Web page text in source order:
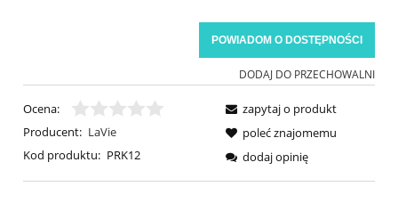
POWIADOM O DOSTĘPNOŚCI
DODAJ DO PRZECHOWALNI
Ocena:
Producent: LaVie
Kod produktu: PRK12
zapytaj o produkt
poleć znajomemu
dodaj opinię